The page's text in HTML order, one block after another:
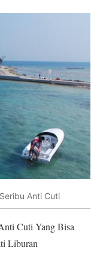
Anti Cuti
Cuti Yang Bisa
Liburan